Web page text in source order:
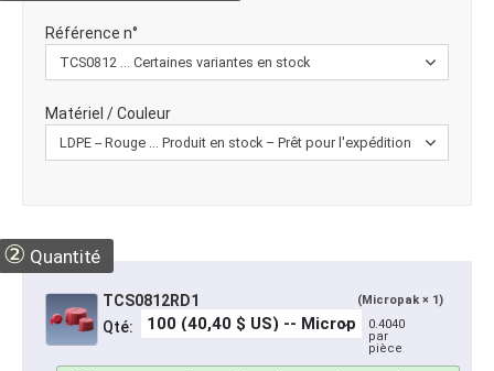
Référence n°
Matériel / Couleur
② Quantité
TCS0812RD1 (Micropak × 1)
Qté:
0.4040
par
pièce